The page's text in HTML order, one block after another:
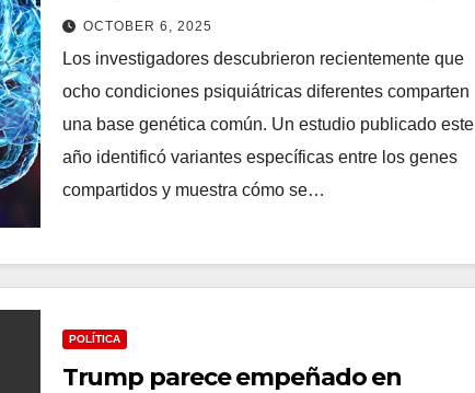
muestra el estudio: Sciencealert
OCTOBER 6, 2025
Los investigadores descubrieron recientemente que
ocho condiciones psiquiátricas diferentes comparten
una base genética común. Un estudio publicado este
año identificó variantes específicas entre los genes
compartidos y muestra cómo se…
POLÍTICA
Trump parece empeñado en